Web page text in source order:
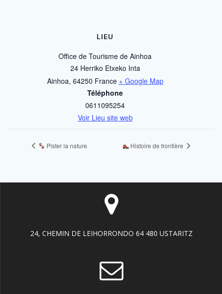
LIEU
Office de Tourisme de Ainhoa
24 Herriko Etxeko Inta
Ainhoa, 64250 France + Google Map
Téléphone
0611095254
Voir Lieu site web
Pister la nature Histoire de frontière
24, CHEMIN DE LEIHORRONDO 64 480 USTARITZ